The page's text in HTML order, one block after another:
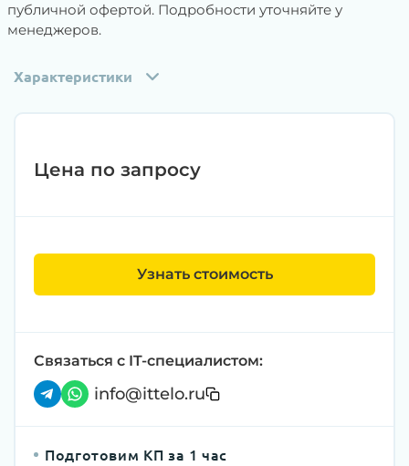
публичной офертой. Подробности уточняйте у
менеджеров.
Характеристики
Цена по запросу
Узнать стоимость
Связаться с IT-специалистом:
info@ittelo.ru
Подготовим КП за 1 час